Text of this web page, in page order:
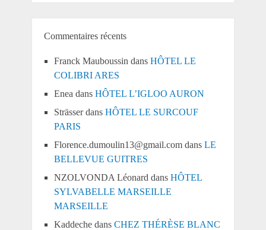
Commentaires récents
Franck Mauboussin dans HÔTEL LE
COLIBRI ARES
Enea dans HÔTEL L’IGLOO AURON
Strässerdans HÔTEL LE SURCOUF
PARIS
Florence.dumoulin13@gmail.comdans LE
BELLEVUE GUITRES
NZOLVONDA Léonard dans HÔTEL
SYLVABELLE MARSEILLE
MARSEILLE
Kaddechedans CHEZ THÉRÈSE BLANC